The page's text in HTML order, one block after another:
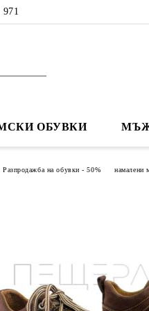
971
ОБУВКИ
Разпродажба на обувки - 50% намалени